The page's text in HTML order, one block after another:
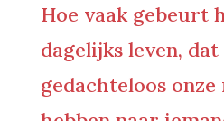
Hoe vaak gebeurt
dagelijks leven,
gedachteloos